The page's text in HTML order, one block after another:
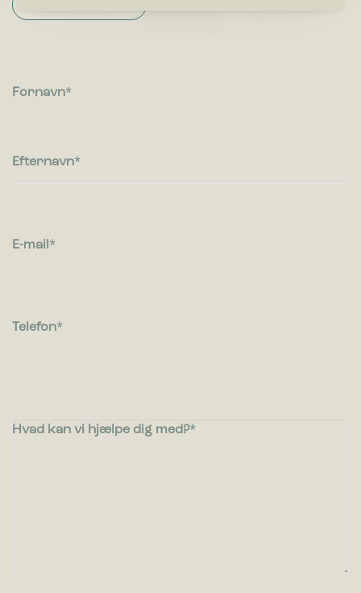
ud eller opfører sig på. F.eks. dit foretrukne sprog, eller den
Statistiske cookies giver hjemmesideejere indsigt i brugernes
Marketing cookies bruges til at spore brugere på tværs af
Fornavn
Efternavn
E-mail
Telefon
Hvad kan vi hjælpe dig med?